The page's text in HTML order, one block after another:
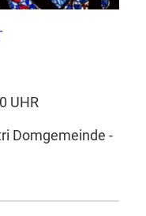
UHR
Domgemeinde -